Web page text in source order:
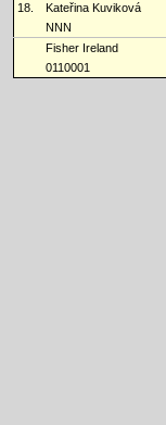
18.
Kateřina Kuviková
NNN
Fisher Ireland
0110001